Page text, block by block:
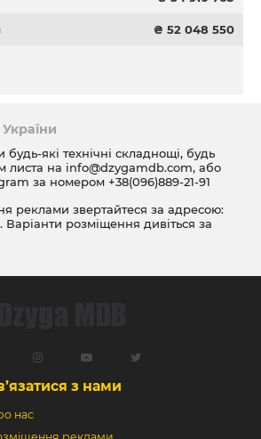
₴ 52 048 550
які технічні складнощі, будь
листа на info@dzygamdb.com, або
за номером +38(096)889-21-91
реклами звертайтеся за адресою:
. Варіанти розміщення дивіться за
з нами
нас